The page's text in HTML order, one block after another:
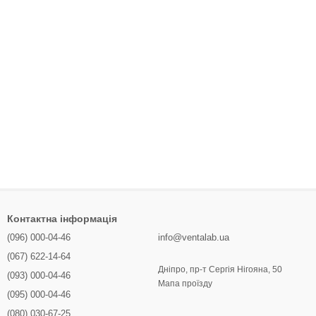
Контактна інформація
(096) 000-04-46
(067) 622-14-64
(093) 000-04-46
(095) 000-04-46
(080) 030-67-25
info@ventalab.ua
Дніпро, пр-т Сергія Нігояна, 50
Мапа проїзду